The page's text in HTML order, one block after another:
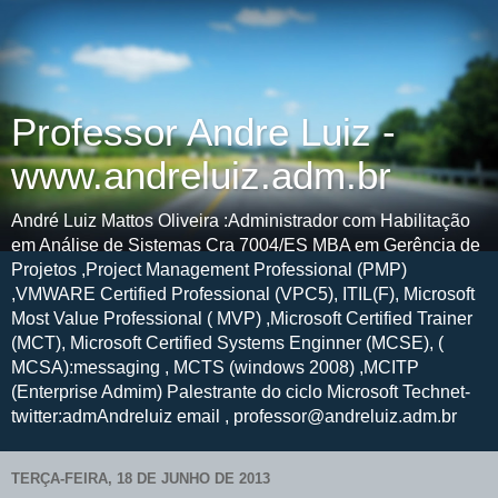
Professor Andre Luiz -
www.andreluiz.adm.br
André Luiz Mattos Oliveira :Administrador com Habilitação
em Análise de Sistemas Cra 7004/ES MBA em Gerência de
Projetos ,Project Management Professional (PMP)
,VMWARE Certified Professional (VPC5), ITIL(F), Microsoft
Most Value Professional ( MVP) ,Microsoft Certified Trainer
(MCT), Microsoft Certified Systems Enginner (MCSE), (
MCSA):messaging , MCTS (windows 2008) ,MCITP
(Enterprise Admim) Palestrante do ciclo Microsoft Technet-
twitter:admAndreluiz email , professor@andreluiz.adm.br
TERÇA-FEIRA, 18 DE JUNHO DE 2013